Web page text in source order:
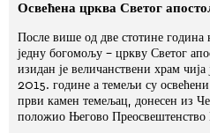
Освећена црква Светог
После више од две стотине година
једну богомољу – цркву Светог
изидан је величанствени храм чија
2015. године а темељи су
први камен темељац, донесен из
положио Његово